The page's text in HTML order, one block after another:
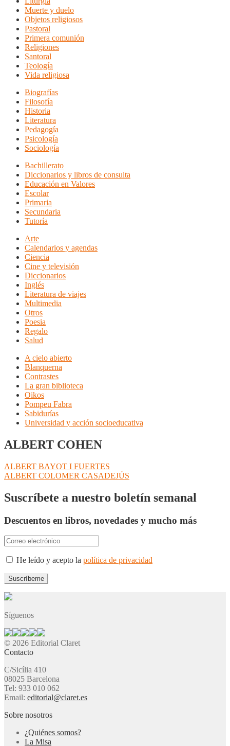
Muerte y duelo
Objetos religiosos
Pastoral
Primera comunión
Religiones
Santoral
Teología
Vida religiosa
Biografías
Filosofía
Historia
Literatura
Pedagogía
Psicología
Sociología
Bachillerato
Diccionarios y libros de consulta
Educación en Valores
Escolar
Primaria
Secundaria
Tutoría
Arte
Calendarios y agendas
Ciencia
Cine y televisión
Diccionarios
Inglés
Literatura de viajes
Multimedia
Otros
Poesia
Regalo
Salud
A cielo abierto
Blanquerna
Contrastes
La gran biblioteca
Oikos
Pompeu Fabra
Sabidurías
Universidad y acción socioeducativa
ALBERT COHEN
Navegación
de
entradas
Anterior:
ALBERT BAYOT I FUERTES
Siguiente:
ALBERT COLOMER CASADEJÚS
Suscríbete a nuestro boletín semanal
Descuentos en libros, novedades y mucho más
He leído y acepto la política de privacidad
Síguenos
© 2026 Editorial Claret
Contacto
C/Sicília 410
08025 Barcelona
Tel: 933 010 062
Email: editorial@claret.es
Sobre nosotros
¿Quiénes somos?
La Misa